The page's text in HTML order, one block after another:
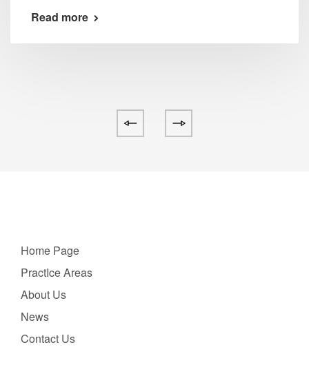
Read more
Home Page
PractIce Areas
About Us
News
Contact Us